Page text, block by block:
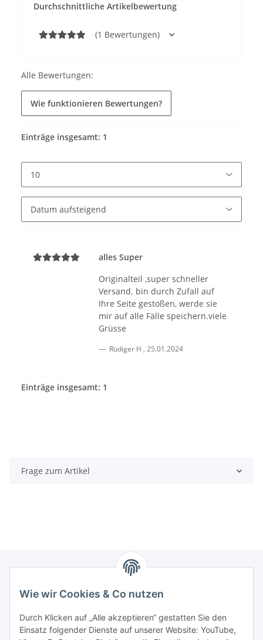
Wie wir Cookies & Co nutzen
Durch Klicken auf „Alle akzeptieren“ gestatten Sie den
Einsatz folgender Dienste auf unserer Website: YouTube,
Durchschnittliche Artikelbewertung
(1 Bewertungen)
Alle Bewertungen:
Wie funktionieren Bewertungen?
Einträge insgesamt: 1
alles Super
Originalteil ,super schneller
Versand. bin durch Zufall auf
Ihre Seite gestoßen, werde sie
mir auf alle Fälle speichern.viele
Grüsse
Rüdiger H , 25.01.2024
Einträge insgesamt: 1
Frage zum Artikel
Zahlungsmöglichkeiten
Versandinformationen